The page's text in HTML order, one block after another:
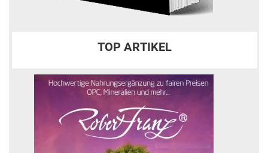
TOP ARTIKEL